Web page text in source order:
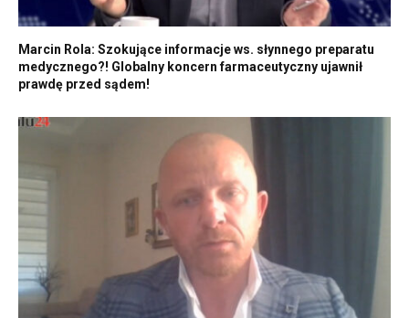
Marcin Rola: Szokujące informacje ws. słynnego preparatu
medycznego?! Globalny koncern farmaceutyczny ujawnił
prawdę przed sądem!